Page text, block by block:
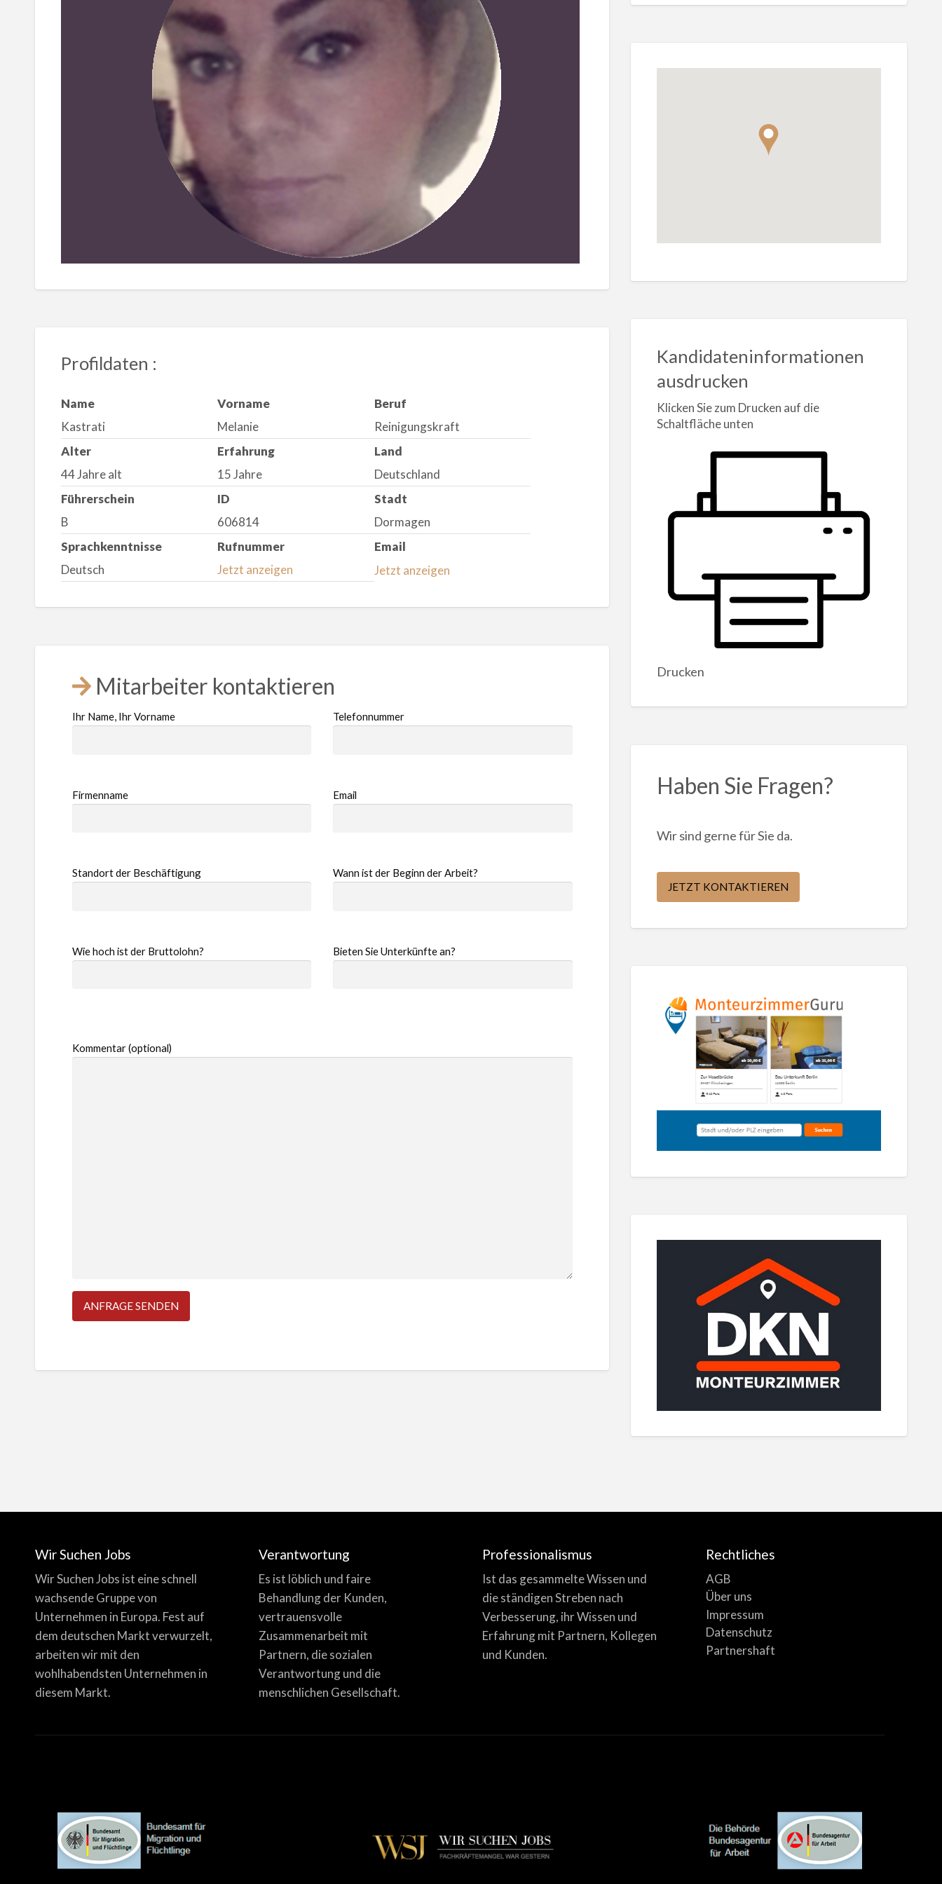
Profildaten :
Name
Kastrati
Vorname
Melanie
Beruf
Reinigungskraft
Alter
44 Jahre alt
Erfahrung
15 Jahre
Land
Deutschland
Führerschein
B
ID
606814
Stadt
Dormagen
Sprachkenntnisse
Deutsch
Rufnummer
Jetzt anzeigen
Email
Jetzt anzeigen
Mitarbeiter kontaktieren
Ihr Name, Ihr Vorname
Firmenname
Standort der Beschäftigung
Wie hoch ist der Bruttolohn?
Telefonnummer
Email
Wann ist der Beginn der Arbeit?
Bieten Sie Unterkünfte an?
Kommentar (optional)
Kandidateninformationen
ausdrucken
Klicken Sie zum Drucken auf die
Schaltfläche unten
Drucken
Haben Sie Fragen?
Wir sind gerne für Sie da.
JETZT KONTAKTIEREN
Wir Suchen Jobs
Wir Suchen Jobs ist eine schnell
wachsende Gruppe von
Unternehmen in Europa. Fest auf
dem deutschen Markt verwurzelt,
arbeiten wir mit den
wohlhabendsten Unternehmen in
diesem Markt.
Verantwortung
Es ist löblich und faire
Behandlung der Kunden,
vertrauensvolle
Zusammenarbeit mit
Partnern, die sozialen
Verantwortung und die
menschlichen Gesellschaft.
Professionalismus
Ist das gesammelte Wissen und
die ständigen Streben nach
Verbesserung, ihr Wissen und
Erfahrung mit Partnern, Kollegen
und Kunden.
Rechtliches
AGB
Über uns
Impressum
Datenschutz
Partnershaft